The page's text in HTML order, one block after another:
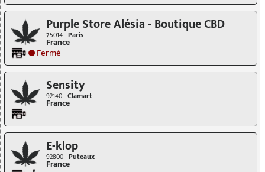
Purple Store Alésia - Boutique CBD
75014 -Paris
France
Fermé
Sensity
92140 -Clamart
France
E-klop
92800 -Puteaux
France